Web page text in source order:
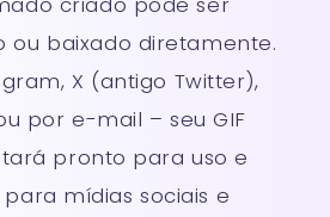
ou baixado diretamente.
X (antigo Twitter),
por e-mail – seu GIF
pronto para uso e
mídias sociais e